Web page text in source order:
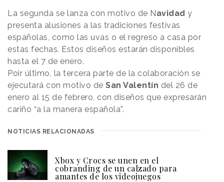
La segunda se lanza con motivo de Navidad y
presenta alusiones a las tradiciones festivas
españolas, como las uvas o el regreso a casa por
estas fechas. Estos diseños estarán disponibles
hasta el 7 de enero.
Poir último, la tercera parte de la colaboración se
ejecutará con motivo de San Valentín del 26 de
enero al 15 de febrero, con diseños que expresarán
cariño “a la manera española”.
NOTICIAS RELACIONADAS
Xbox y Crocs se unen en el
cobranding de un calzado para
amantes de los videojuegos